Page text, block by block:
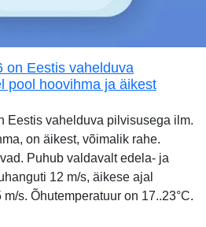
on Eestis vahelduva
pool hoovihma ja äikest
Eestis vahelduva pilvisusega ilm.
on äikest, võimalik rahe.
Puhub valdavalt edela- ja
12 m/s, äikese ajal
s. Õhutemperatuur on 17..23°C.